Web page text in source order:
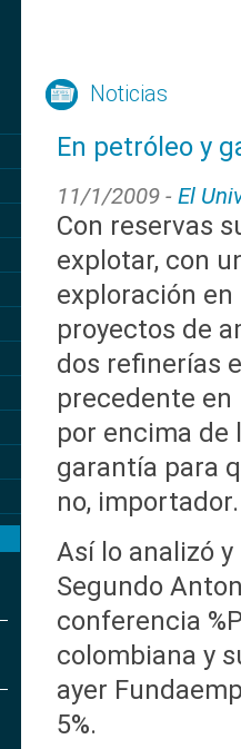
Noticias
En petróleo y
11/1/2009 - El
Con reservas
explotar, con
exploración en
proyectos de
dos refinerías
precedente
por encima de
garantía para
no, importador.
Así lo analizó
Segundo
conferencia
colombiana y
ayer
5%.